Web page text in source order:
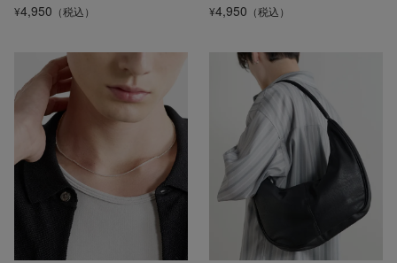
¥4,950 （税込） ¥4,950 （税込）